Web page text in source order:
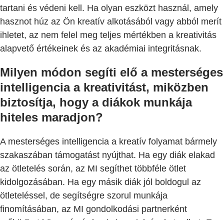
tartani és védeni kell. Ha olyan eszközt használ, amely
hasznot húz az Ön kreatív alkotásából vagy abból merít
ihletet, az nem felel meg teljes mértékben a kreativitás
alapvető értékeinek és az akadémiai integritásnak.
Milyen módon segíti elő a mesterséges
intelligencia a kreativitást, miközben
biztosítja, hogy a diákok munkája
hiteles maradjon?
A mesterséges intelligencia a kreatív folyamat bármely
szakaszában támogatást nyújthat. Ha egy diák elakad
az ötletelés során, az MI segíthet többféle ötlet
kidolgozásában. Ha egy másik diák jól boldogul az
ötleteléssel, de segítségre szorul munkája
finomításában, az MI gondolkodási partnerként